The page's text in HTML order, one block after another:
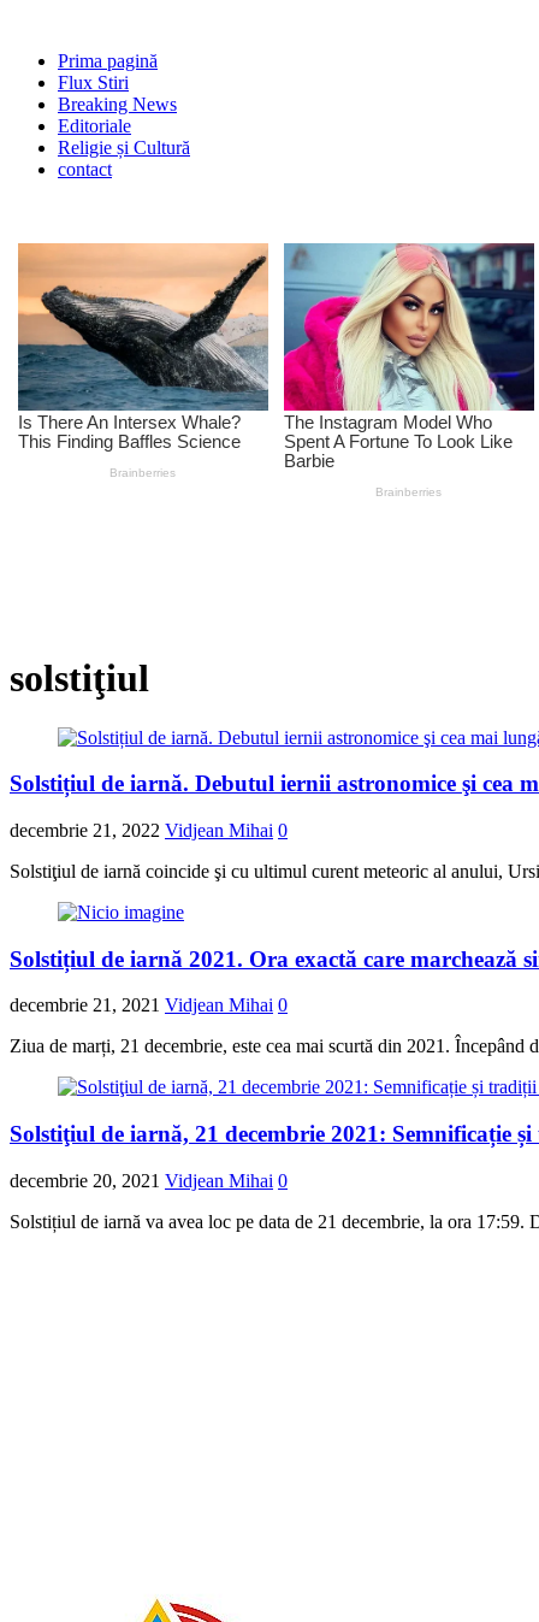
Prima pagină
Flux Stiri
Breaking News
Editoriale
Religie și Cultură
contact
solstiţiul
Solstițiul de iarnă. Debutul iernii astronomice şi cea
decembrie 21, 2022 Vidjean Mihai 0
Solstiţiul de iarnă coincide şi cu ultimul curent meteoric al anului,
Solstițiul de iarnă 2021. Ora exactă care marchează
decembrie 21, 2021 Vidjean Mihai 0
Ziua de marți, 21 decembrie, este cea mai scurtă din 2021. Începând
Solstiţiul de iarnă, 21 decembrie 2021: Semnificație
decembrie 20, 2021 Vidjean Mihai 0
Solstițiul de iarnă va avea loc pe data de 21 decembrie, la ora 17:59.